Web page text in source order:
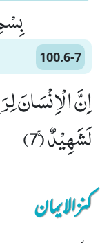
100.6-7
لَشَهِیْدٌۚ (7)
کنزالایمان